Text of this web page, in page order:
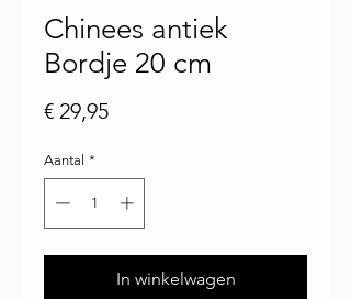
Chinees antiek
Bordje 20 cm
€ 29,95Prijs
Aantal *
In winkelwagen